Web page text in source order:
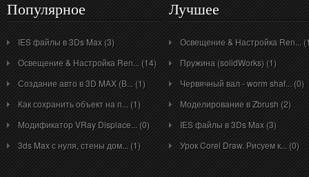
Популярное
IES файлы в 3Ds Max (3)
Освещение & Настройка Ren... (14)
Создание авто в 3D MAX (B... (1)
Как сохранить объект на п... (1)
Модификатор VRay Displace... (0)
3ds Max с нуля, стены дом... (1)
Лучшее
Освещение & Настройка Ren...
Пружина (solidWorks) (1)
Червячный вал - worm shaf... (0)
Моделирование в Zbrush (2)
IES файлы в 3Ds Max (3)
Урок Corel Draw. Рисуем к... (0)